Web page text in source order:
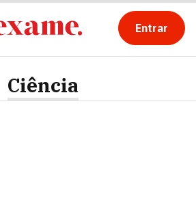
Entrar
Ciência